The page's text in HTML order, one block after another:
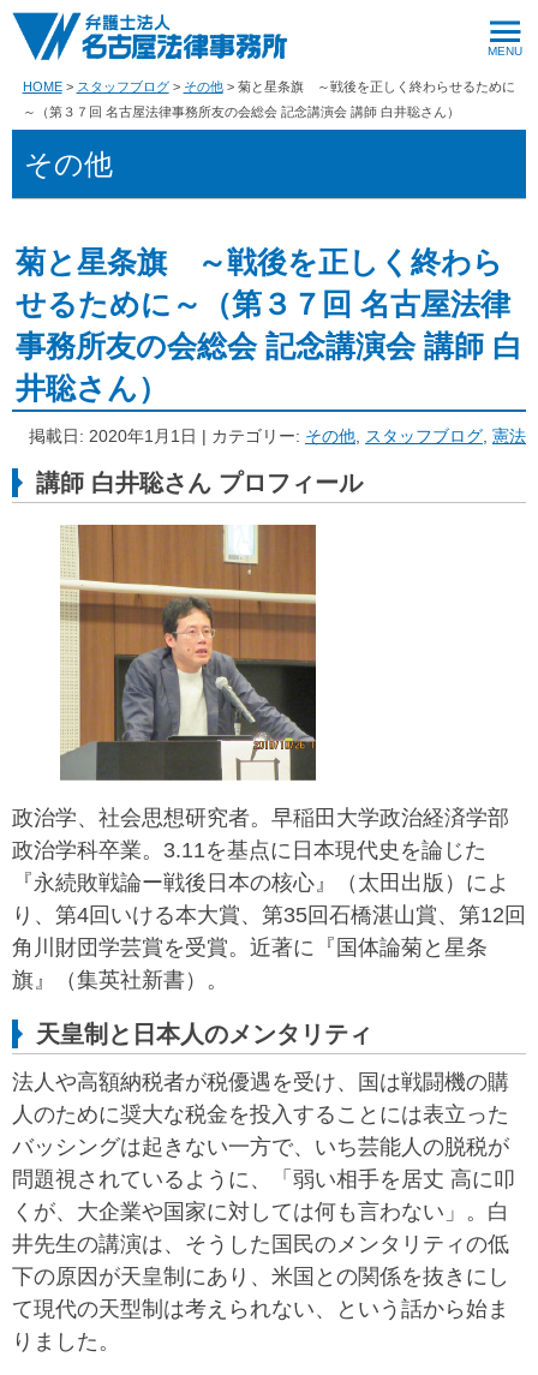
HOME スタッフブログ その他
菊と星条旗 ～戦後を正しく終わらせるために
～（第３７回 名古屋法律事務所友の会総会 記念講演会 講師 白井聡さん）
その他
菊と星条旗 ～戦後を正しく終わら
せるために～（第３７回 名古屋法律
事務所友の会総会 記念講演会 講師 白
井聡さん）
掲載日: 2020年1月1日 | カテゴリー: その他 スタッフブログ 憲法
講師 白井聡さん プロフィール
政治学、社会思想研究者。早稲田大学政治経済学部
政治学科卒業。3.11を基点に日本現代史を論じた
『永続敗戦論ー戦後日本の核心』（太田出版）によ
り、第4回いける本大賞、第35回石橋湛山賞、第12回
角川財団学芸賞を受賞。近著に『国体論菊と星条
旗』（集英社新書）。
天皇制と日本人のメンタリティ
法人や高額納税者が税優遇を受け、国は戦闘機の購
人のために奨大な税金を投入することには表立った
バッシングは起きない一方で、いち芸能人の脱税が
問題視されているように、「弱い相手を居丈 高に叩
くが、大企業や国家に対しては何も言わない」。白
井先生の講演は、そうした国民のメンタリティの低
下の原因が天皇制にあり、米国との関係を抜きにし
て現代の天型制は考えられない、という話から始ま
りました。